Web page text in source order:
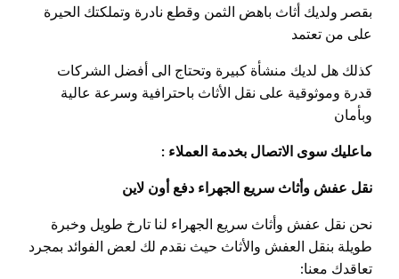
بقصر ولديك أثاث باهض الثمن وقطع نادرة وتملكتك الحيرة
على من تعتمد
كذلك هل لديك منشأة كبيرة وتحتاج الى أفضل الشركات
قدرة وموثوقية على نقل الأثاث باحترافية وسرعة عالية
وبأمان
ماعليك سوى الاتصال بخدمة العملاء :
نقل عفش وأثاث سريع الجهراء دفع أون لاين
نحن نقل عفش وأثاث سريع الجهراء لنا تارخ طويل وخبرة
طويلة بنقل العفش والأثاث حيث نقدم لك لعض الفوائد بمجرد
تعاقدك معنا: